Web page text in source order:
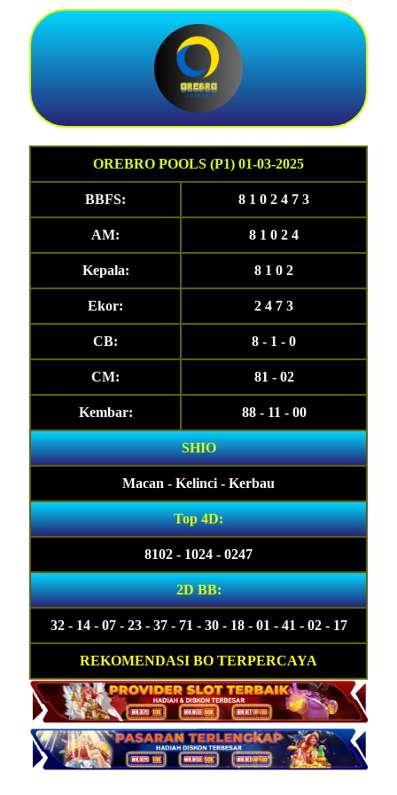
OREBRO POOLS (P1) 01-03-2025
BBFS: 8 1 0 2 4 7 3
AM: 8 1 0 2 4
Kepala: 8 1 0 2
Ekor: 2 4 7 3
CB: 8 - 1 - 0
CM: 81 - 02
Kembar: 88 - 11 - 00
SHIO
Macan - Kelinci - Kerbau
Top 4D:
8102 - 1024 - 0247
2D BB:
32 - 14 - 07 - 23 - 37 - 71 - 30 - 18 - 01 - 41 - 02 - 17
REKOMENDASI BO TERPERCAYA